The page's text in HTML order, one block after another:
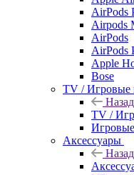
AirPods
Airpods
AirPods
AirPods
Apple
Bose
TV / Игровые
Назад
TV /
Аксессуары
Назад